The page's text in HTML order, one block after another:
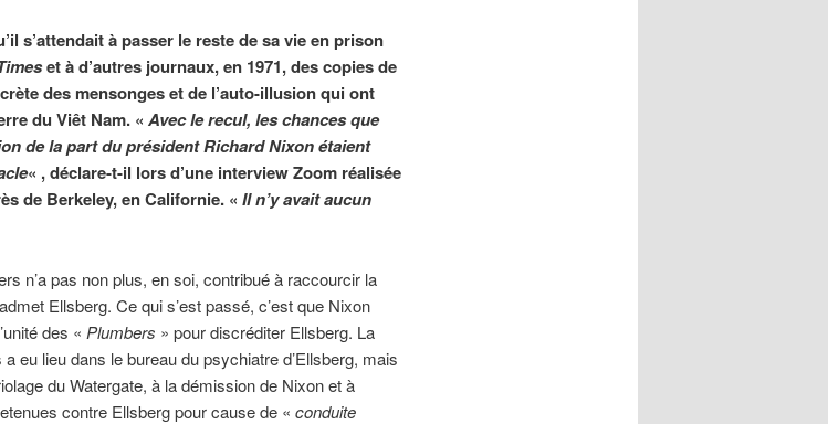
s’attendait à passer le reste de sa vie en prison
et à d’autres journaux, en 1971, des copies de
des mensonges et de l’auto-illusion qui ont
du Viêt Nam. « Avec le recul, les chances que
de la part du président Richard Nixon étaient
« , déclare-t-il lors d’une interview Zoom réalisée
de Berkeley, en Californie. « Il n’y avait aucun
n’a pas non plus, en soi, contribué à raccourcir la
Ellsberg. Ce qui s’est passé, c’est que Nixon
des « Plumbers » pour discréditer Ellsberg. La
eu lieu dans le bureau du psychiatre d’Ellsberg, mais
du Watergate, à la démission de Nixon et à
contre Ellsberg pour cause de « conduite